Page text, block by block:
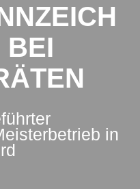
BEI
in